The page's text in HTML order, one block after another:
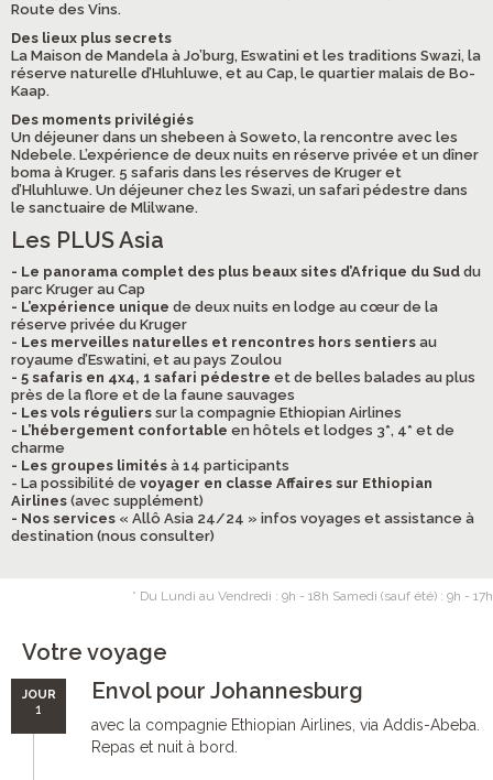
Route des Vins.
Des lieux plus secrets
La Maison de Mandela à Jo’burg, Eswatini et les traditions Swazi, la
réserve naturelle d’Hluhluwe, et au Cap, le quartier malais de Bo-
Kaap.
Des moments privilégiés
Un déjeuner dans un shebeen à Soweto, la rencontre avec les
Ndebele. L’expérience de deux nuits en réserve privée et un dîner
boma à Kruger. 5 safaris dans les réserves de Kruger et
d’Hluhluwe. Un déjeuner chez les Swazi, un safari pédestre dans
le sanctuaire de Mlilwane.
Les PLUS Asia
- Le panorama complet des plus beaux sites d’Afrique du Sud du
parc Kruger au Cap
- L’expérience unique de deux nuits en lodge au cœur de la
réserve privée du Kruger
- Les merveilles naturelles et rencontres hors sentiers au
royaume d’Eswatini, et au pays Zoulou
- 5 safaris en 4x4, 1 safari pédestre et de belles balades au plus
près de la flore et de la faune sauvages
- Les vols réguliers sur la compagnie Ethiopian Airlines
- L’hébergement confortable en hôtels et lodges 3*, 4* et de
charme
- Les groupes limités à 14 participants
- La possibilité de voyager en classe Affaires sur Ethiopian
Airlines (avec supplément)
- Nos services « Allô Asia 24/24 » infos voyages et assistance à
destination (nous consulter)
* Du Lundi au Vendredi : 9h - 18h Samedi (sauf été) : 9h - 17h
Votre voyage
JOUR
1
Envol pour Johannesburg
avec la compagnie Ethiopian Airlines, via Addis-Abeba.
Repas et nuit à bord.